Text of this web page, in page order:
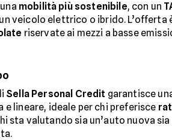
mobilità più sostenibile, con un
veicolo elettrico o ibrido. L’offerta
riservate ai mezzi a basse
Sella Personal Credit garantisce
e lineare, ideale per chi preferisce
sta valutando sia un’auto nuova sia